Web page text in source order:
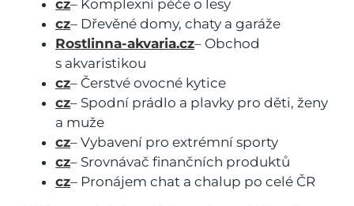
cz– Komplexní péče o lesy
cz– Dřevěné domy, chaty a garáže
Rostlinna-akvaria.cz– Obchod
s akvaristikou
cz– Čerstvé ovocné kytice
cz– Spodní prádlo a plavky pro děti, ženy
a muže
cz– Vybavení pro extrémní sporty
cz– Srovnávač finančních produktů
cz– Pronájem chat a chalup po celé ČR